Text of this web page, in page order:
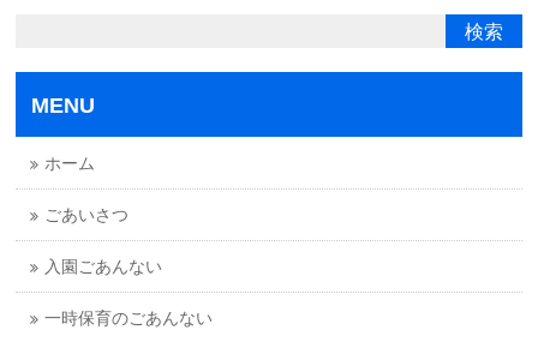
MENU
ホーム
ごあいさつ
入園ごあんない
一時保育のごあんない